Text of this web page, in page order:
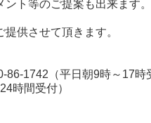
ト等のご提案も出来ます。
提供させて頂きます。
1742（平日朝9時～17時
時間受付）